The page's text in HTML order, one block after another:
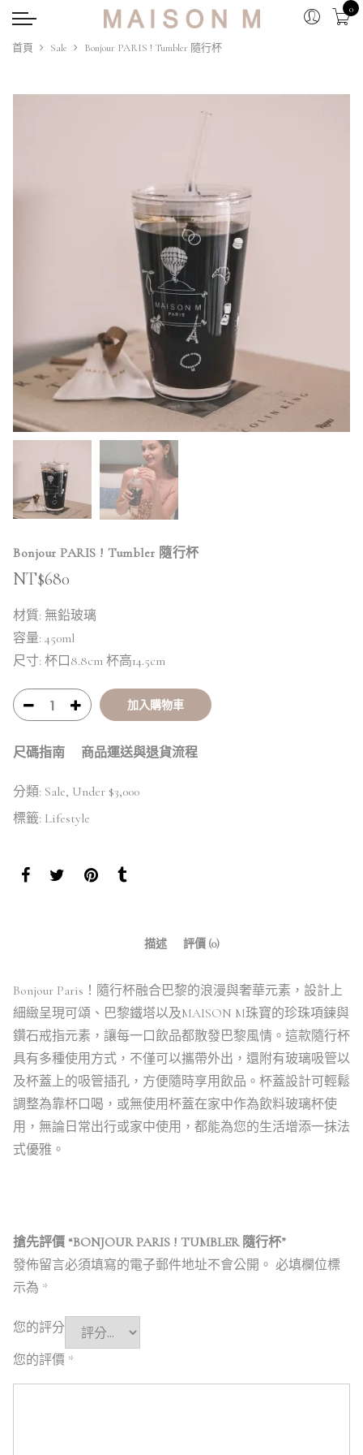
0
首頁 Sale Bonjour PARIS ! Tumbler 隨行杯
Bonjour PARIS ! Tumbler 隨行杯
NT$680
材質: 無鉛玻璃
容量: 450ml
尺寸: 杯口8.8cm 杯高14.5cm
加入購物車
尺碼指南 商品運送與退貨流程
分類: Sale, Under $3,000
標籤: Lifestyle
描述 評價 (0)
Bonjour Paris！隨行杯融合巴黎的浪漫與奢華元素，設計上
細緻呈現可頌、巴黎鐵塔以及MAISON M珠寶的珍珠項鍊與
鑽石戒指元素，讓每一口飲品都散發巴黎風情。這款隨行杯
具有多種使用方式，不僅可以攜帶外出，還附有玻璃吸管以
及杯蓋上的吸管插孔，方便隨時享用飲品。杯蓋設計可輕鬆
調整為靠杯口喝，或無使用杯蓋在家中作為飲料玻璃杯使
用，無論日常出行或家中使用，都能為您的生活增添一抹法
式優雅。
搶先評價 “BONJOUR PARIS ! TUMBLER 隨行杯”
發佈留言必須填寫的電子郵件地址不會公開。 必填欄位標
示為 *
您的評分
您的評價 *